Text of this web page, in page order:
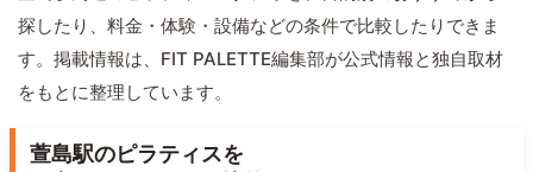
探したり、料金・体験・設備などの条件で比較したりできま
す。掲載情報は、FIT PALETTE編集部が公式情報と独自取材
をもとに整理しています。
萱島駅のピラティスを